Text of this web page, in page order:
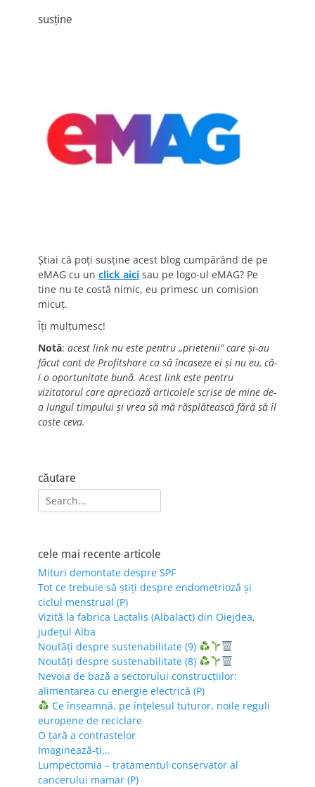
susține
Știai că poți susține acest blog cumpărând de pe
eMAG cu un click aici sau pe logo-ul eMAG? Pe
tine nu te costă nimic, eu primesc un comision
micuț.
Îți mulțumesc!
Notă: acest link nu este pentru „prietenii” care și-au
făcut cont de Profitshare ca să încaseze ei și nu eu, că-
i o oportunitate bună. Acest link este pentru
vizitatorul care apreciază articolele scrise de mine de-
a lungul timpului și vrea să mă răsplătească fără să îl
coste ceva.
căutare
Search
for:
cele mai recente articole
Mituri demontate despre SPF
Tot ce trebuie să știți despre endometrioză și
ciclul menstrual (P)
Vizită la fabrica Lactalis (Albalact) din Oiejdea,
județul Alba
Noutăți despre sustenabilitate (9)
Noutăți despre sustenabilitate (8)
Nevoia de bază a sectorului construcțiilor:
alimentarea cu energie electrică (P)
Ce înseamnă, pe înțelesul tuturor, noile reguli
europene de reciclare
O țară a contrastelor
Imaginează-ți…
Lumpectomia – tratamentul conservator al
cancerului mamar (P)